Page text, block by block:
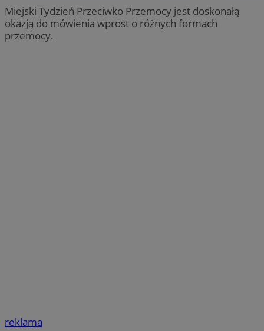
Miejski Tydzień Przeciwko Przemocy jest doskonałą
okazją do mówienia wprost o różnych formach
przemocy.
reklama